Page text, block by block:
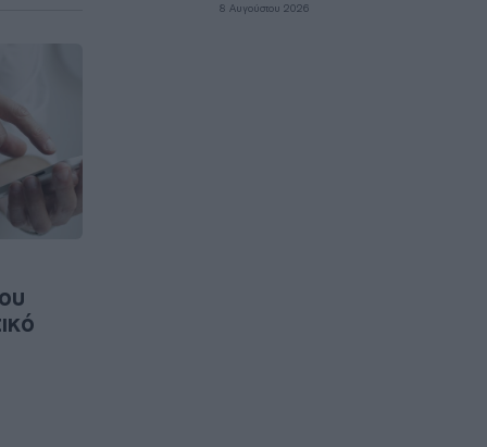
8 Αυγούστου 2026